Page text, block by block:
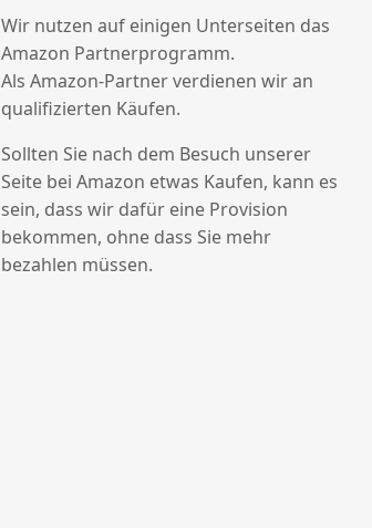
Wir nutzen auf einigen Unterseiten das
Amazon Partnerprogramm.
Als Amazon-Partner verdienen wir an
qualifizierten Käufen.
Sollten Sie nach dem Besuch unserer
Seite bei Amazon etwas Kaufen, kann es
sein, dass wir dafür eine Provision
bekommen, ohne dass Sie mehr
bezahlen müssen.